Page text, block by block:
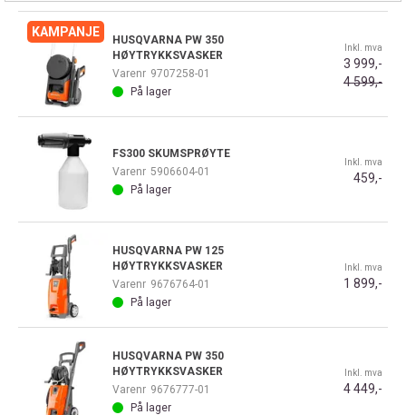
HUSQVARNA PW 350
HØYTRYKKSVASKER
Varenr 9707258-01
På lager
Inkl. mva
3 999,-
4 599,-
FS300 SKUMSPRØYTE
Varenr 5906604-01
På lager
Inkl. mva
459,-
HUSQVARNA PW 125
HØYTRYKKSVASKER
Varenr 9676764-01
På lager
Inkl. mva
1 899,-
HUSQVARNA PW 350
HØYTRYKKSVASKER
Varenr 9676777-01
På lager
Inkl. mva
4 449,-